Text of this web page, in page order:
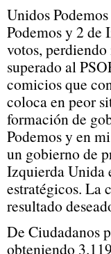
Unidos
Podemos y 2 de
votos,
superado al
comicios que
coloca en peor
formación de
Podemos y en
un gobierno de
Izquierda Unida
estratégicos. La
resultado
De Ciudadanos
obteniendo